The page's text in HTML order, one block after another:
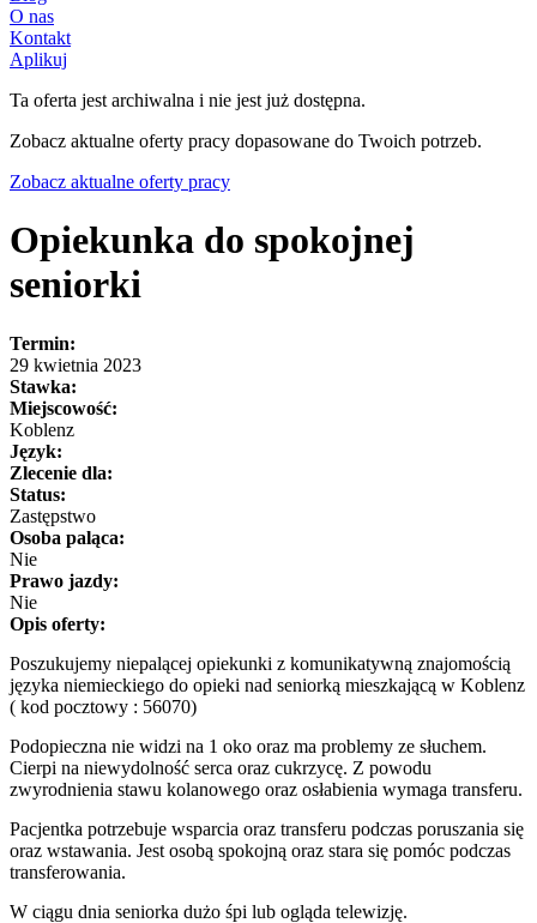
O nas
Kontakt
Aplikuj
Ta oferta jest archiwalna i nie jest już dostępna.
Zobacz aktualne oferty pracy dopasowane do Twoich potrzeb.
Zobacz aktualne oferty pracy
Opiekunka do spokojnej
seniorki
Termin:
29 kwietnia 2023
Stawka:
Miejscowość:
Koblenz
Język:
Zlecenie dla:
Status:
Zastępstwo
Osoba paląca:
Nie
Prawo jazdy:
Nie
Opis oferty:
Poszukujemy niepalącej opiekunki z komunikatywną znajomością
języka niemieckiego do opieki nad seniorką mieszkającą w Koblenz
( kod pocztowy : 56070)
Podopieczna nie widzi na 1 oko oraz ma problemy ze słuchem.
Cierpi na niewydolność serca oraz cukrzycę. Z powodu
zwyrodnienia stawu kolanowego oraz osłabienia wymaga transferu.
Pacjentka potrzebuje wsparcia oraz transferu podczas poruszania się
oraz wstawania. Jest osobą spokojną oraz stara się pomóc podczas
transferowania.
W ciągu dnia seniorka dużo śpi lub ogląda telewizję.